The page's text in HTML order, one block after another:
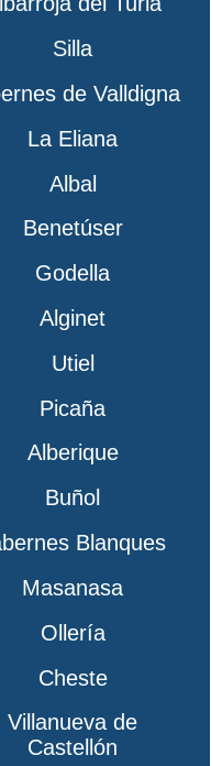
Silla
de Valldigna
La Eliana
Albal
Benetúser
Godella
Alginet
Utiel
Picaña
Alberique
Buñol
Blanques
Masanasa
Ollería
Cheste
Villanueva de
Castellón